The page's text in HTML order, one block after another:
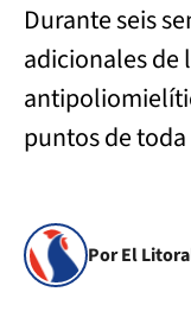
Durante seis
adicionales de
puntos de
Por El